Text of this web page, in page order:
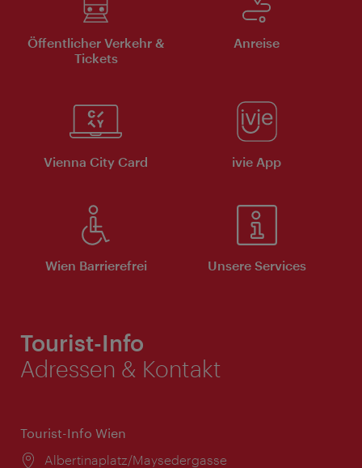
Öffentlicher Verkehr &
Tickets
Anreise
Vienna City Card ivie App
Wien Barrierefrei Unsere Services
Tourist-Info
Adressen & Kontakt
Tourist-Info Wien
Ort:
Albertinaplatz/Maysedergasse